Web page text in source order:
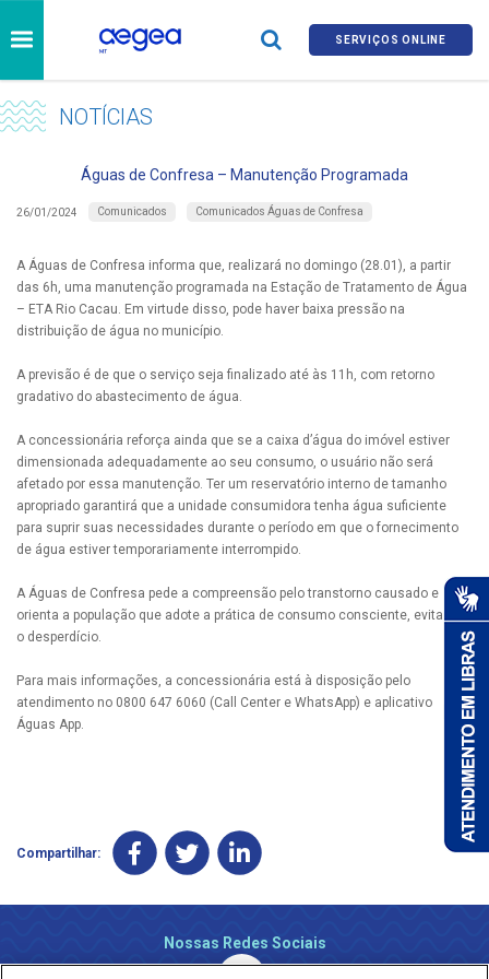
SERVIÇOS ONLINE
NOTÍCIAS
Águas de Confresa – Manutenção Programada
26/01/2024 Comunicados Comunicados Águas de Confresa
A Águas de Confresa informa que, realizará no domingo (28.01), a partir
das 6h, uma manutenção programada na Estação de Tratamento de Água
– ETA Rio Cacau. Em virtude disso, pode haver baixa pressão na
distribuição de água no município.
A previsão é de que o serviço seja finalizado até às 11h, com retorno
gradativo do abastecimento de água.
A concessionária reforça ainda que se a caixa d’água do imóvel estiver
dimensionada adequadamente ao seu consumo, o usuário não será
afetado por essa manutenção. Ter um reservatório interno de tamanho
apropriado garantirá que a unidade consumidora tenha água suficiente
para suprir suas necessidades durante o período em que o fornecimento
de água estiver temporariamente interrompido.
A Águas de Confresa pede a compreensão pelo transtorno causado e
orienta a população que adote a prática de consumo consciente, evitando
o desperdício.
Para mais informações, a concessionária está à disposição pelo
atendimento no 0800 647 6060 (Call Center e WhatsApp) e aplicativo
Águas App.
Compartilhar:
Nossas Redes Sociais